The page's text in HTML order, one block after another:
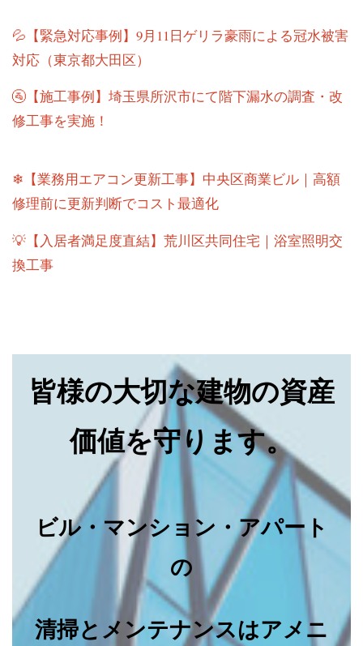
💦【緊急対応事例】9月11日ゲリラ豪雨による冠水被害
対応（東京都大田区）
🚰【施工事例】埼玉県所沢市にて階下漏水の調査・改
修工事を実施！
❄【業務用エアコン更新工事】中央区商業ビル｜高額
修理前に更新判断でコスト最適化
💡【入居者満足度直結】荒川区共同住宅｜浴室照明交
換工事
皆様の大切な建物の資産
価値を守ります。
ビル・マンション・アパート
の
清掃とメンテナンスはアメニ